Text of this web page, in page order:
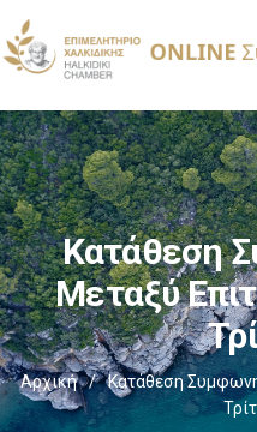
Κατάθεση
Μεταξύ
Αρχική /
Κατάθεση